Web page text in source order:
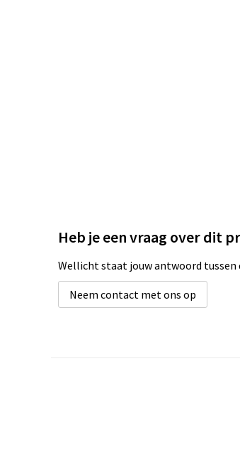
Heb je een vraag over dit
Wellicht staat jouw antwoord tussen
Neem contact met ons op